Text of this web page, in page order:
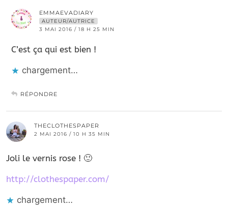
EMMAEVADIARY
AUTEUR/AUTRICE
3 MAI 2016 / 18 H 25 MIN
C’est ça qui est bien !
chargement…
RÉPONDRE
THECLOTHESPAPER
2 MAI 2016 / 10 H 35 MIN
Joli le vernis rose ! 🙂
http://clothespaper.com/
chargement…